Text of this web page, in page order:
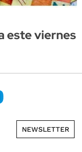
este viernes
NEWSLETTER